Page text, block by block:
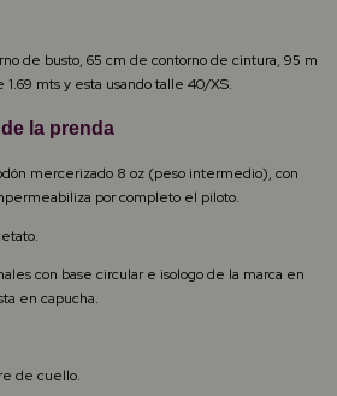
de busto, 65 cm de contorno de cintura, 95 m
mts y esta usando talle 40/XS.
la prenda
mercerizado 8 oz (peso intermedio), con
por completo el piloto.
con base circular e isologo de la marca en
en capucha.
de cuello.